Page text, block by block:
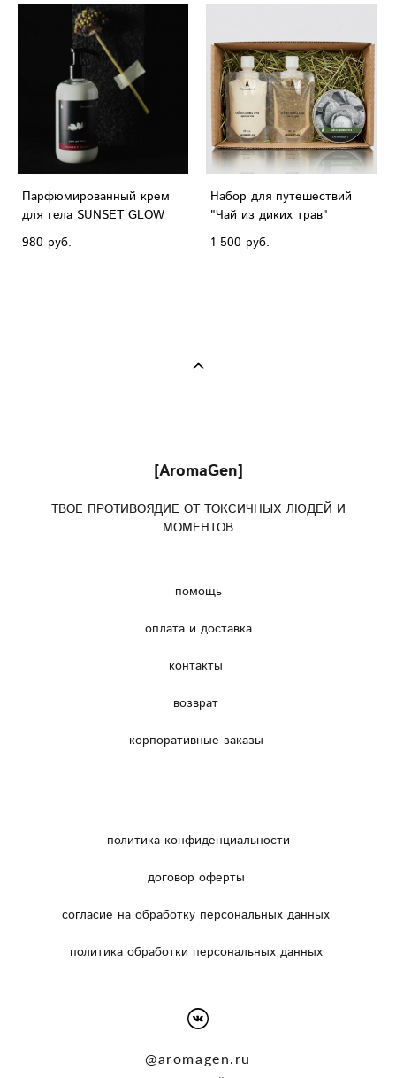
Парфюмированный крем
для тела SUNSET GLOW
980 pуб.
Набор для путешествий
"Чай из диких трав"
1 500 pуб.
[AromaGen]
ТВОЕ ПРОТИВОЯДИЕ ОТ ТОКСИЧНЫХ ЛЮДЕЙ И
МОМЕНТОВ
помощь
оплата и доставка
контакты
возврат
корпоративные заказы
политика конфиденциальности
договор оферты
согласие на обработку персональных данных
политика обработки персональных данных
@aromagen.ru